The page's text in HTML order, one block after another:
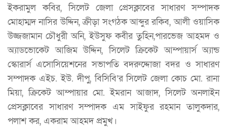
ইকরামুল কবির, সিলেট জেলা প্রেসক্লাবের সাধারণ সম্পাদক
মোহাম্মদ নাসির উদ্দিন, ক্রীড়া সংগঠক আব্দুর রকিব, আলী ওয়াসিক
উজ্জজামান চৌধুরী অনি, ইউসুফ কবীর তুহিন,পারভেজ আহমদ ও
অ্যাডভোকেট আজিম উদ্দিন, সিলেট ক্রিকেট আম্পায়ার্স অ্যান্ড
স্কোরার্স এসোসিয়েশনের সভাপতি বদরুদ্দোজা বদর ও সাধারণ
সম্পাদক এইচ. ইউ. দীপু, বিসিবি’র সিলেট জেলা কোচ মো. রানা
মিয়া, ক্রিকেট আম্পায়ার মো. ইমরান আজাদ, সিলেট অনলাইন
প্রেসক্লাবের সাধারণ সম্পাদক এম সাইফুর রহমান তালুকদার,
পলাশ কর, একরাম আহমদ প্রমুখ।